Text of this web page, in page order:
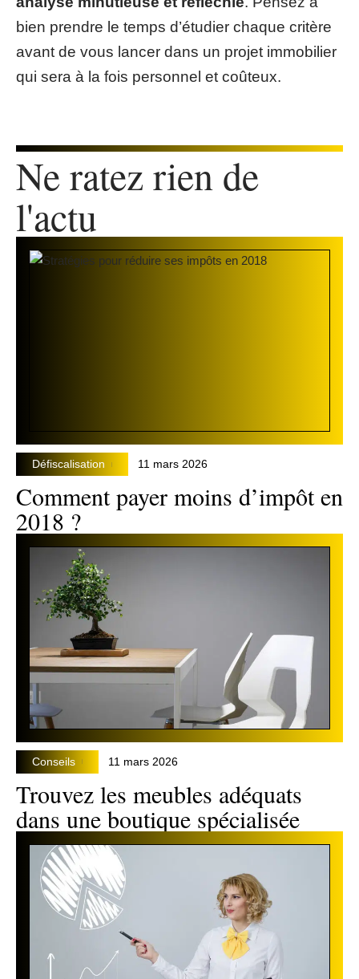
bien prendre le temps d’étudier chaque critère
avant de vous lancer dans un projet immobilier
qui sera à la fois personnel et coûteux.
Ne ratez rien de
l'actu
Défiscalisation 11 mars 2026
Comment payer moins d’impôt en
2018 ?
Conseils 11 mars 2026
Trouvez les meubles adéquats
dans une boutique spécialisée